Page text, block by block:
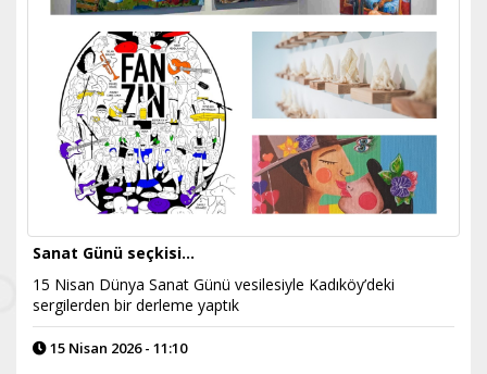
Sanat Günü seçkisi...
15 Nisan Dünya Sanat Günü vesilesiyle Kadıköy’deki
sergilerden bir derleme yaptık
15 Nisan 2026 - 11:10